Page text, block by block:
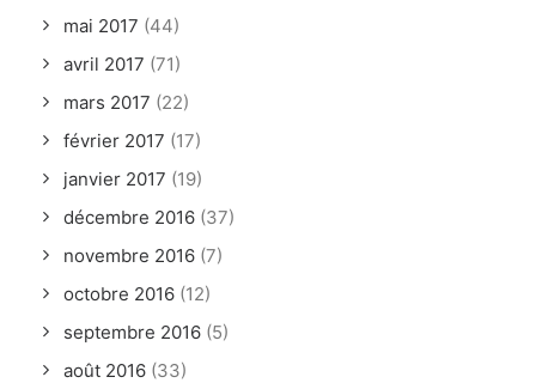
mai 2017 (44)
avril 2017 (71)
mars 2017 (22)
février 2017 (17)
janvier 2017 (19)
décembre 2016 (37)
novembre 2016 (7)
octobre 2016 (12)
septembre 2016 (5)
août 2016 (33)